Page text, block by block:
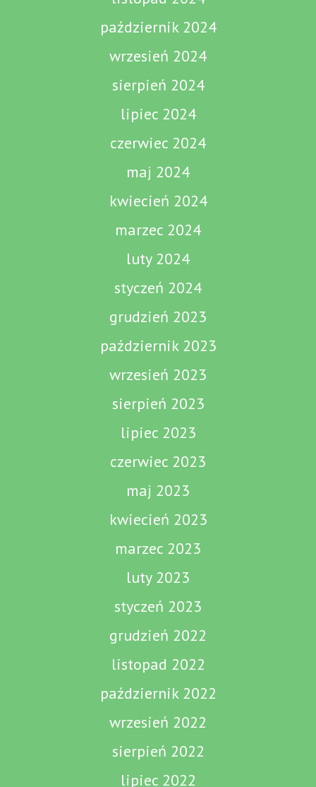
październik 2024
wrzesień 2024
sierpień 2024
lipiec 2024
czerwiec 2024
maj 2024
kwiecień 2024
marzec 2024
luty 2024
styczeń 2024
grudzień 2023
październik 2023
wrzesień 2023
sierpień 2023
lipiec 2023
czerwiec 2023
maj 2023
kwiecień 2023
marzec 2023
luty 2023
styczeń 2023
grudzień 2022
listopad 2022
październik 2022
wrzesień 2022
sierpień 2022
lipiec 2022